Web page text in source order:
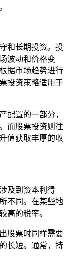
和长期投资。投
波动和价格变
据市场趋势进行
投资策略适用于
配置的一部分，
而股票投资则往
值获取丰厚的收
及到资本利得
不同。在某些地
高的税率。
股票时同样需要
长短。通常，持